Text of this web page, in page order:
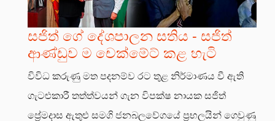
සජිත් ගේ දේශපාලන සතිය - සජිත්
ආණ්ඩුව ම චෙක්මේට් කළ හැටි
විවිධ කරුණු මත පදනම්ව රට තුළ නිර්මාණය වී ඇති
ගැටළුකාරී තත්ත්වයන් ගැන විපක්ෂ නායක සජිත්
ප්‍රේමදාස ඇතුළු සමගි ජනබලවේගයේ ප්‍රභලයින් ගෙවුණු